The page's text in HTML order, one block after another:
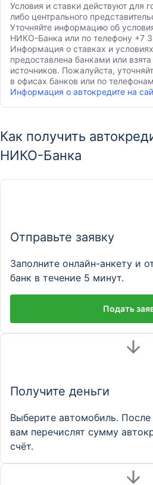
Условия и ставки действуют для
либо центрального
Уточняйте информацию об
НИКО-Банка или по телефону +7
Информация о ставках и
предоставлена банками или
источников. Пожалуйста,
в офисах банков или по
Информация о автокредите на
Как получить
НИКО-Банка
Отправьте заявку
Заполните онлайн-анкету и
банк в течение 5 минут.
Подать
Получите деньги
Выберите автомобиль.
вам перечислят сумму
счёт.